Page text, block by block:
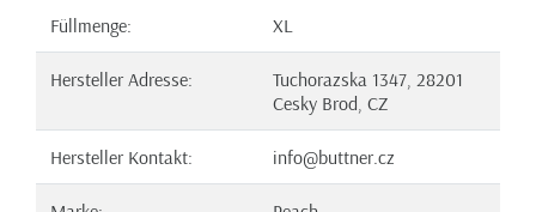
Füllmenge: XL
Hersteller Adresse:
Tuchorazska 1347, 28201
Cesky Brod, CZ
Hersteller Kontakt: info@buttner.cz